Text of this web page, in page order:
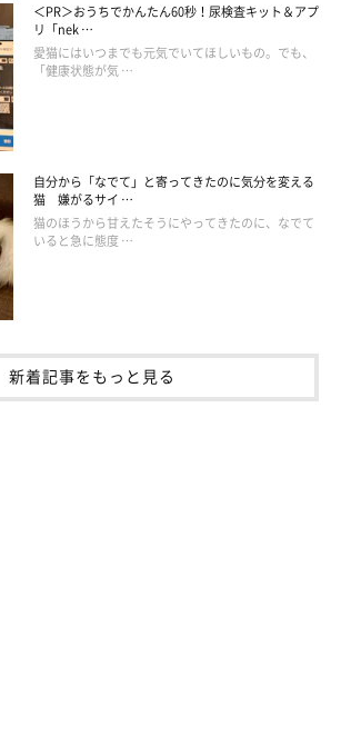
寝室にやってくる
＜PR＞おうちでかんたん60秒！尿検査キット＆アプ
リ「nek …
愛猫にはいつまでも元気でいてほしいもの。でも、
「健康状態が気 …
自分から「なでて」と寄ってきたのに気分を変える
猫 嫌がるサイ …
猫のほうから甘えたそうにやってきたのに、なでて
いると急に態度 …
新着記事をもっと見る